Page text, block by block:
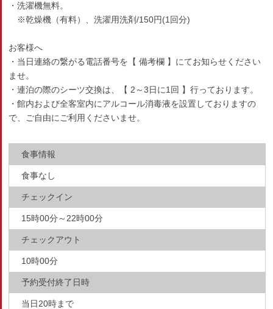
・洗濯機無料。
※乾燥機（有料）、洗濯用洗剤/150円(1回分)
お客様へ
・当日連絡の繋がる電話番号を【 備考欄 】にてお知らせください
ませ。
・連泊の際のシーツ交換は、【 2～3日に1回 】行っております。
・館内および全客室内にアルコール消毒液を設置しておりますの
で、ご自由にご利用くださいませ。
食事情報
食事なし
チェックイン
15時00分～22時00分
チェックアウト
10時00分
予約受付終了日時
当日20時まで